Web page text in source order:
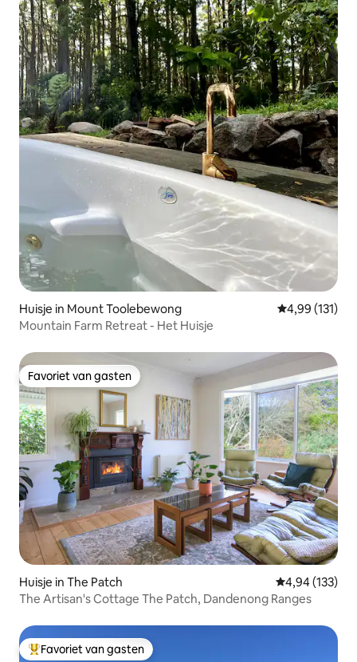
Huisje in Mount Toolebewong Gemiddelde
4,99 (131)
Mountain Farm Retreat - Het Huisje
Favoriet van gasten
Favoriet van gasten
Huisje in The Patch Gemiddelde
4,94 (133)
The Artisan's Cottage The Patch, Dandenong Ranges
Topfavoriet van gasten
Favoriet van gasten